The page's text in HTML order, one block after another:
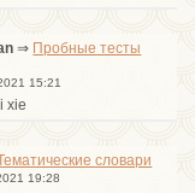
⇒ Пробные тесты
15:21
xie
словари
19:28